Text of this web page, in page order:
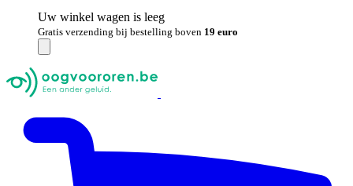
Uw winkel wagen is leeg
Gratis verzending bij bestelling boven 19 euro